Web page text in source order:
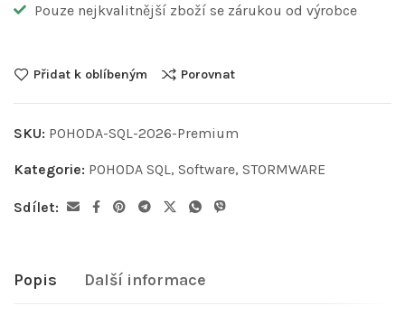
Pouze nejkvalitnější zboží se zárukou od výrobce
Přidat k oblíbeným Porovnat
SKU: POHODA-SQL-2026-Premium
Kategorie: POHODA SQL , Software, STORMWARE
Sdílet:
Popis Další informace